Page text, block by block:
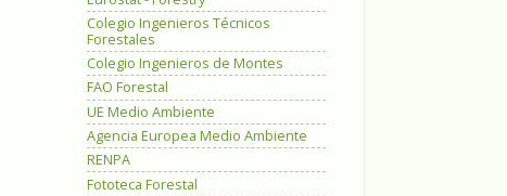
Colegio Ingenieros Técnicos
Forestales
Colegio Ingenieros de Montes
FAO Forestal
UE Medio Ambiente
Agencia Europea Medio Ambiente
RENPA
Fototeca Forestal